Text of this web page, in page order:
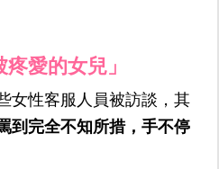
疼愛的女兒」
女性客服人員被訪談，其
到完全不知所措，手不停